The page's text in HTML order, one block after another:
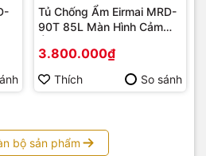
Tủ Chống Ẩm Eirmai MRD-
90T 85L Màn Hình Cảm
3.800.000₫
Thích So sánh
bộ sản phẩm